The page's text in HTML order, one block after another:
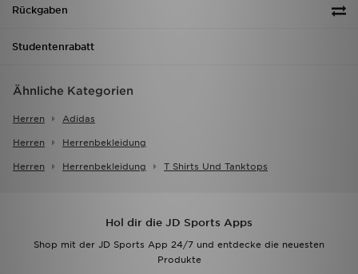
Rückgaben
Studentenrabatt
Ähnliche Kategorien
Herren Adidas
Herren Herrenbekleidung
Herren Herrenbekleidung T Shirts Und Tanktops
Hol dir die JD Sports Apps
Shop mit der JD Sports App 24/7 und entdecke die neuesten
Produkte